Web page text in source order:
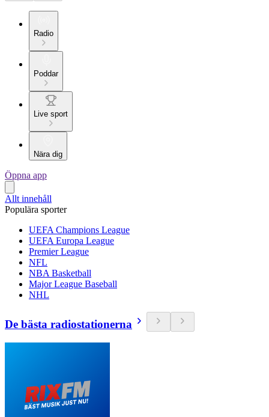
Radio
Poddar
Live sport
Nära dig
Öppna app
Allt innehåll
Populära sporter
UEFA Champions League
UEFA Europa League
Premier League
NFL
NBA Basketball
Major League Baseball
NHL
De bästa radiostationerna